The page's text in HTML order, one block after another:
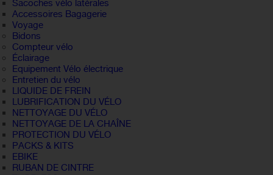
Sacoches vélo latérales
Accessoires Bagagerie
Voyage
Bidons
Compteur vélo
Éclairage
Equipement Vélo électrique
Entretien du vélo
LIQUIDE DE FREIN
LUBRIFICATION DU VÉLO
NETTOYAGE DU VÉLO
NETTOYAGE DE LA CHAÎNE
PROTECTION DU VÉLO
PACKS & KITS
EBIKE
RUBAN DE CINTRE